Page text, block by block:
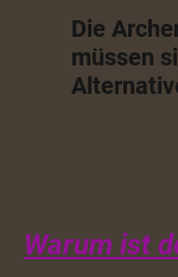
Die
müssen
Warum ist